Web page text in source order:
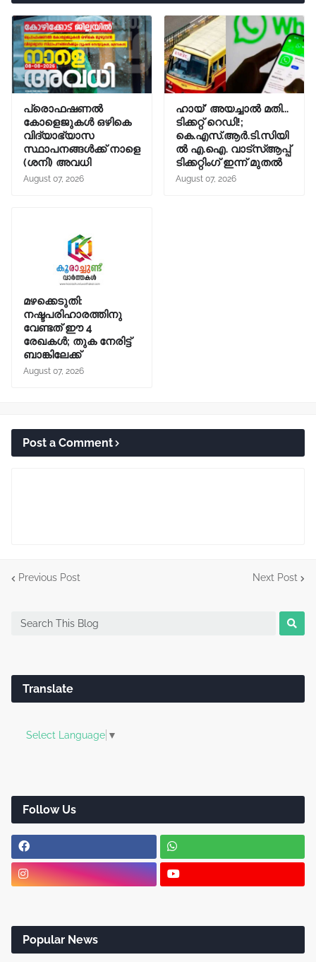
പ്രൊഫഷണൽ
കോളെജുകൾ ഒഴികെ
വിദ്യാഭ്യാസ
സ്ഥാപനങ്ങൾക്ക് നാളെ
(ശനി) അവധി
August 07, 2026
ഹായ്' അയച്ചാല്‍ മതി...
ടിക്കറ്റ് റെഡി!;
കെ.എസ്.ആര്‍.ടി.സിയി
ല്‍ എ.ഐ. വാട്സ്ആപ്പ്
ടിക്കറ്റിംഗ് ഇന്ന് മുതല്‍
August 07, 2026
മഴക്കെടുതി:
നഷ്ടപരിഹാരത്തിനു
വേണ്ടത് ഈ 4
രേഖകൾ; തുക നേരിട്ട്
ബാങ്കിലേക്ക്
August 07, 2026
Post a Comment
Previous Post Next Post
Translate
Select Language ▼
Follow Us
Popular News